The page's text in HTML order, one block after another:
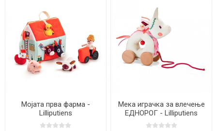
Мојата прва фарма -
Lilliputiens
Мека играчка за влечење
ЕДНОРОГ - Lilliputiens